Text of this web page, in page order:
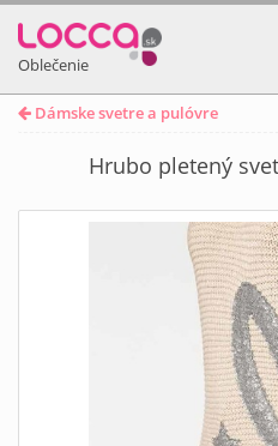
Oblečenie
Dámske svetre a pulóvre
Hrubo pletený